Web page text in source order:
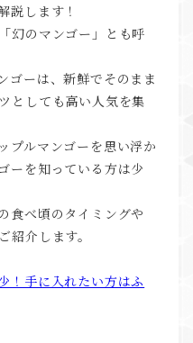
説します！
幻のマンゴー」とも呼
ゴーは、新鮮でそのまま
としても高い人気を集
プルマンゴーを思い浮か
ーを知っている方は少
食べ頃のタイミングや
紹介します。
！手に入れたい方はふ